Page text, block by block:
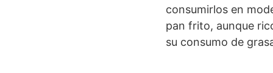
consumirlos en
pan frito, aunque
su consumo de